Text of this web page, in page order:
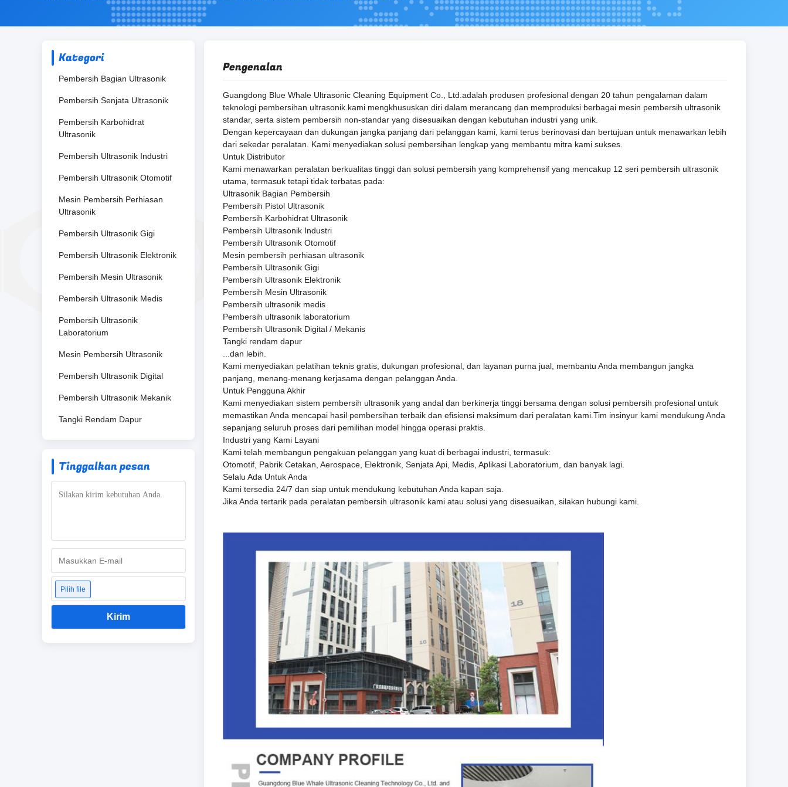
Kategori
Pembersih Bagian Ultrasonik
Pembersih Senjata Ultrasonik
Pembersih Karbohidrat
Ultrasonik
Pembersih Ultrasonik Industri
Pembersih Ultrasonik Otomotif
Mesin Pembersih Perhiasan
Ultrasonik
Pembersih Ultrasonik Gigi
Pembersih Ultrasonik Elektronik
Pembersih Mesin Ultrasonik
Pembersih Ultrasonik Medis
Pembersih Ultrasonik
Laboratorium
Mesin Pembersih Ultrasonik
Pembersih Ultrasonik Digital
Pembersih Ultrasonik Mekanik
Tangki Rendam Dapur
Tinggalkan pesan
Pilih file
Kirim
Pengenalan
Guangdong Blue Whale Ultrasonic Cleaning Equipment Co., Ltd. adalah produsen profesional dengan 20 tahun pengalaman dalam
teknologi pembersihan ultrasonik.kami mengkhususkan diri dalam merancang dan memproduksi berbagai mesin pembersih ultrasonik
standar, serta sistem pembersih non-standar yang disesuaikan dengan kebutuhan industri yang unik.
Dengan kepercayaan dan dukungan jangka panjang dari pelanggan kami, kami terus berinovasi dan bertujuan untuk menawarkan lebih
dari sekedar peralatan. Kami menyediakan solusi pembersihan lengkap yang membantu mitra kami sukses.
Untuk Distributor
Kami menawarkan peralatan berkualitas tinggi dan solusi pembersih yang komprehensif yang mencakup 12 seri pembersih ultrasonik
utama, termasuk tetapi tidak terbatas pada:
Ultrasonik Bagian Pembersih
Pembersih Pistol Ultrasonik
Pembersih Karbohidrat Ultrasonik
Pembersih Ultrasonik Industri
Pembersih Ultrasonik Otomotif
Mesin pembersih perhiasan ultrasonik
Pembersih Ultrasonik Gigi
Pembersih Ultrasonik Elektronik
Pembersih Mesin Ultrasonik
Pembersih ultrasonik medis
Pembersih ultrasonik laboratorium
Pembersih Ultrasonik Digital / Mekanis
Tangki rendam dapur
...dan lebih.
Kami menyediakan pelatihan teknis gratis, dukungan profesional, dan layanan purna jual, membantu Anda membangun jangka
panjang, menang-menang kerjasama dengan pelanggan Anda.
Untuk Pengguna Akhir
Kami menyediakan sistem pembersih ultrasonik yang andal dan berkinerja tinggi bersama dengan solusi pembersih profesional untuk
memastikan Anda mencapai hasil pembersihan terbaik dan efisiensi maksimum dari peralatan kami.Tim insinyur kami mendukung Anda
sepanjang seluruh proses dari pemilihan model hingga operasi praktis.
Industri yang Kami Layani
Kami telah membangun pengakuan pelanggan yang kuat di berbagai industri, termasuk:
Otomotif, Pabrik Cetakan, Aerospace, Elektronik, Senjata Api, Medis, Aplikasi Laboratorium, dan banyak lagi.
Selalu Ada Untuk Anda
Kami tersedia 24/7 dan siap untuk mendukung kebutuhan Anda kapan saja.
Jika Anda tertarik pada peralatan pembersih ultrasonik kami atau solusi yang disesuaikan, silakan hubungi kami.